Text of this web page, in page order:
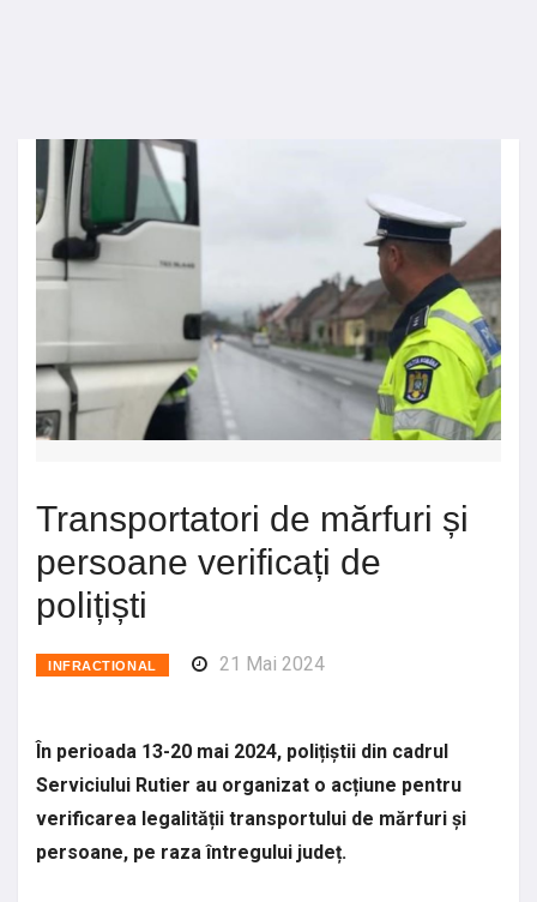
Transportatori de mărfuri și
persoane verificați de
polițiști
INFRACTIONAL 21 Mai 2024
În perioada 13-20 mai 2024, polițiștii din cadrul
Serviciului Rutier au organizat o acțiune pentru
verificarea legalității transportului de mărfuri și
persoane, pe raza întregului județ.